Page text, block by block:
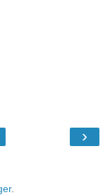
›
.